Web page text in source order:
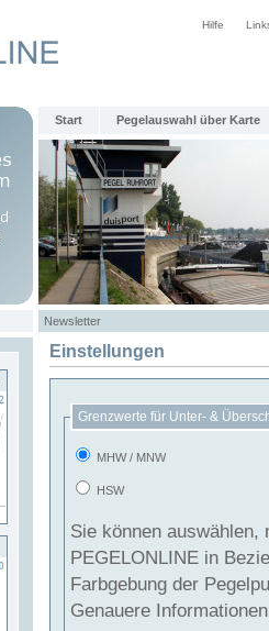
Hilfe
Start Pegelauswahl über Karte
Newsletter
Einstellungen
Grenzwerte für Unter- &
MHW / MNW
HSW
Sie können
PEGELONLINE in Beziehung
Farbgebung der
Genauere